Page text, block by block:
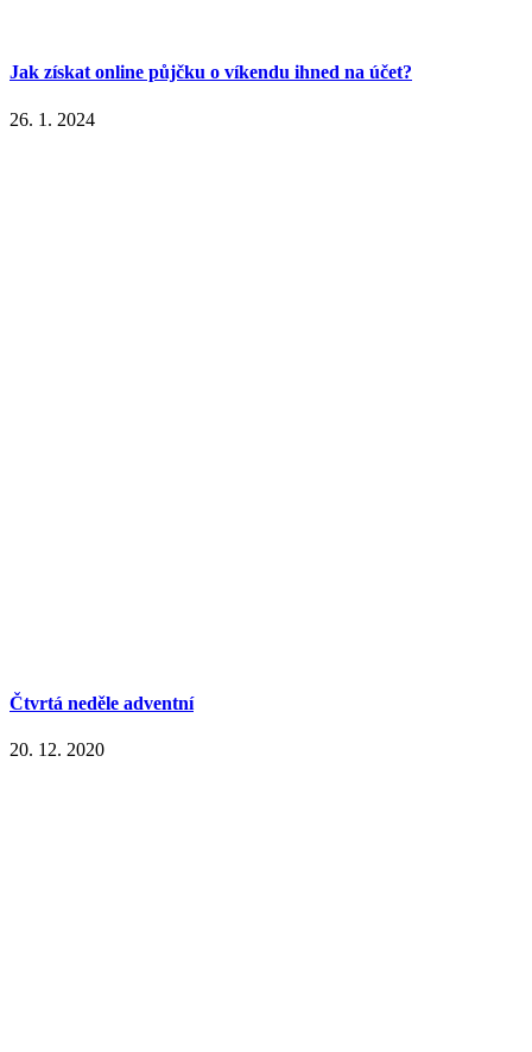
Jak získat online půjčku o víkendu ihned na účet?
26. 1. 2024
Čtvrtá neděle adventní
20. 12. 2020